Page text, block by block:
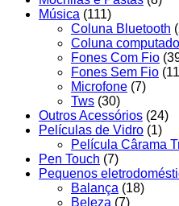
Música (111)
Coluna Bluetooth
Coluna
Fones Com Fio
Fones Sem Fio
Microfone (7)
Tws (30)
Outros Acessórios (24)
Películas de Vidro (1)
Película Cârama
Pen Touch (7)
Pequenos
Balança (18)
Beleza (7)